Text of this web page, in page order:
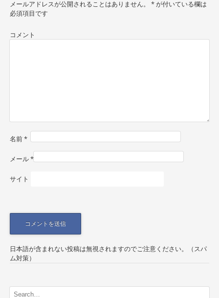
n
a
v
i
o
n
メールアドレスが公開されることはありません。 *が付いている欄は
必須項目です
コメント
名前*
メール*
サイト
日本語が含まれない投稿は無視されますのでご注意ください。（スパ
ム対策）